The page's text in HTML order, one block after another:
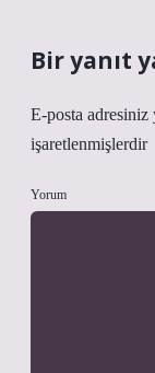
Bir yanıt
E-posta adresiniz
işaretlenmişlerdir
Yorum